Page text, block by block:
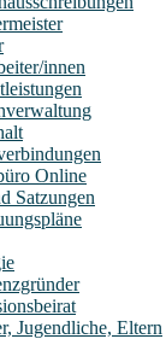
innen
Online
Satzungen
Jugendliche, Eltern